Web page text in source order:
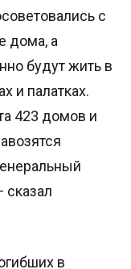
с
дома, а
будут жить в
и палатках.
423 домов и
сказал
в